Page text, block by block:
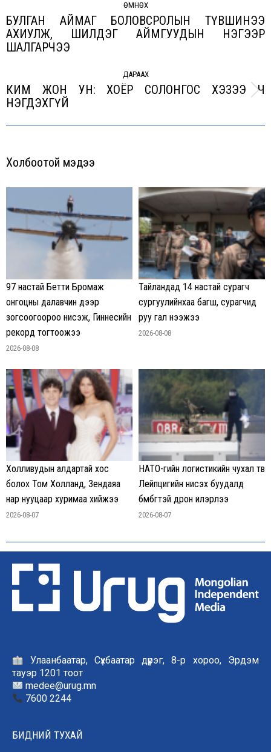
ӨМНӨХ
Previous
БУЛГАН АЙМАГ БОЛОВСРОЛЫН ТҮВШИНЭЭ
АХИУЛЖ, ШИЛДЭГ АЙМГУУДЫН НЭГЭЭР
ШАЛГАРЧЭЭ
ДАРААХ
Next
КИМ ЖОН УН: ХОЁР СОЛОНГОС ХЭЗЭЭ Ч
НЭГДЭХГҮЙ
Холбоотой мэдээ
97 настай Бетти Бромаж
онгоцны далавчин дээр
зогсоогоороо нисэж, Гиннесийн
рекорд тогтоожээ
2026-08-08
Тайландад 14 настай сурагч
сургуулийнхаа багш, сурагчид
руу гал нээжээ
2026-08-08
Холливудын алдартай хос
болох Том Холланд, Зендаяа
нар нууцаар хуримаа хийжээ
2026-08-07
НАТО-гийн логистикийн чухал төв
Лейпцигийн нисэх буудалд
бөмбөгтэй дрон илэрлээ
2026-08-07
Улаанбаатар, Сүхбаатар дүүрэг, 8-р хороо, Эрдэм
тауэр 1201 тоот
medee@urug.mn
7600 2244
БИДНИЙ ТУХАЙ